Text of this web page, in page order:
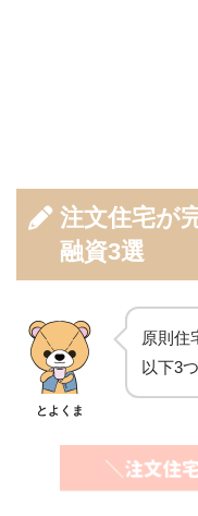
注文住宅が
融資3選
とよくま
原則住
以下3